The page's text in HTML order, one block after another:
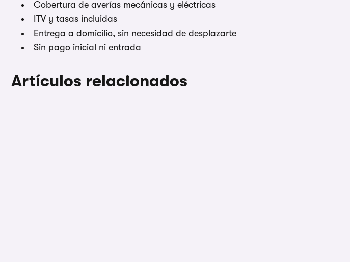
Cobertura de averías mecánicas y eléctricas
ITV y tasas incluidas
Entrega a domicilio, sin necesidad de desplazarte
Sin pago inicial ni entrada
Artículos relacionados